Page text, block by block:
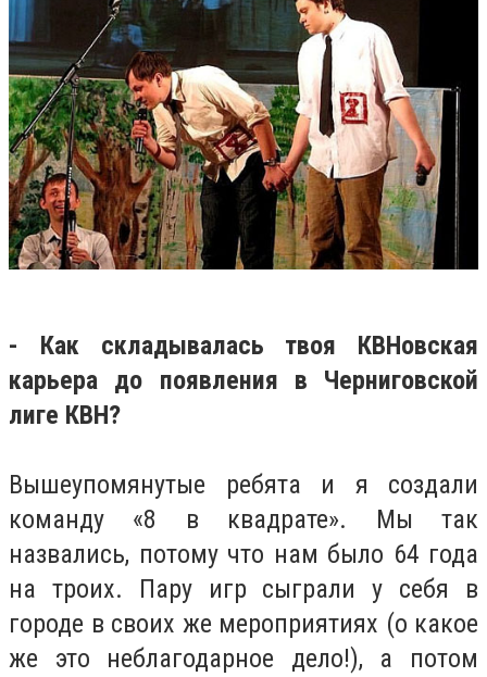
- Как складывалась твоя КВНовская
карьера до появления в Черниговской
лиге КВН?
Вышеупомянутые ребята и я создали
команду «8 в квадрате». Мы так
назвались, потому что нам было 64 года
на троих. Пару игр сыграли у себя в
городе в своих же мероприятиях (о какое
же это неблагодарное дело!), а потом